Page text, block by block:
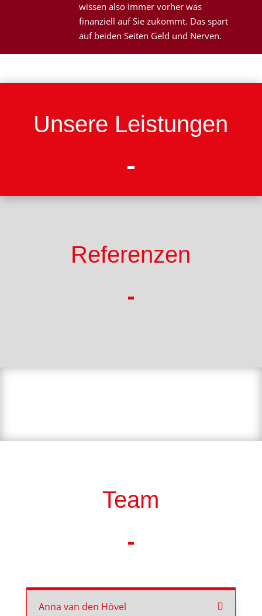
wissen also immer vorher was
finanziell auf Sie zukommt. Das spart
auf beiden Seiten Geld und Nerven.
Unsere Leistungen
Referenzen
Team
Anna van den Hövel